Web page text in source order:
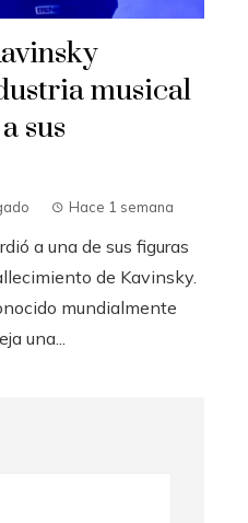
musical
sus
Hace 1 semana
a una de sus figuras
de Kavinsky.
mundialmente
una...